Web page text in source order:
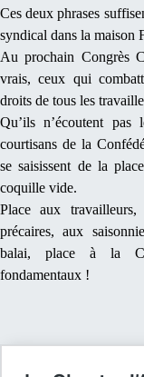
Ces deux phrases
syndical dans la maison
Au prochain Congrès
vrais, ceux qui
droits de tous les
Qu’ils n’écoutent
courtisans de la
se saisissent de la
coquille vide.
Place aux
précaires, aux
balai, place à la
fondamentaux !